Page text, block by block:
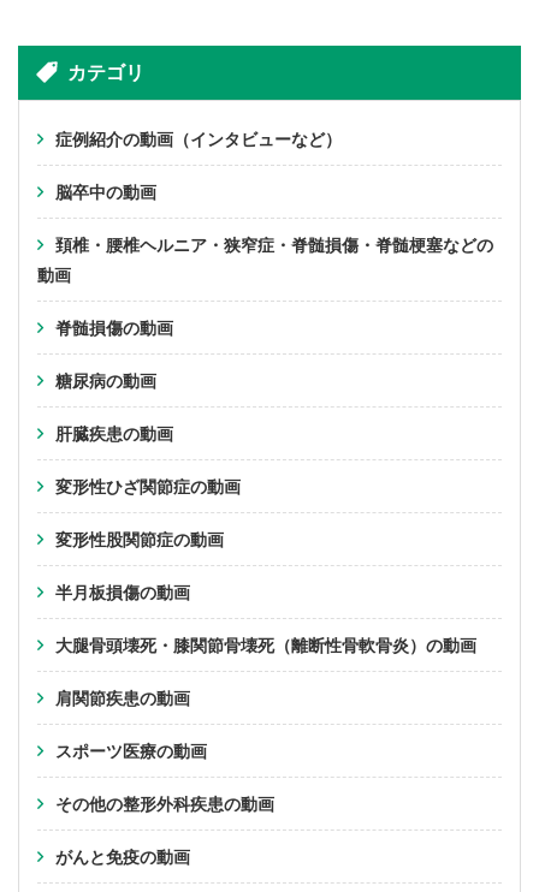
カテゴリ
症例紹介の動画（インタビューなど）
脳卒中の動画
頚椎・腰椎ヘルニア・狭窄症・脊髄損傷・脊髄梗塞などの
動画
脊髄損傷の動画
糖尿病の動画
肝臓疾患の動画
変形性ひざ関節症の動画
変形性股関節症の動画
半月板損傷の動画
大腿骨頭壊死・膝関節骨壊死（離断性骨軟骨炎）の動画
肩関節疾患の動画
スポーツ医療の動画
その他の整形外科疾患の動画
がんと免疫の動画